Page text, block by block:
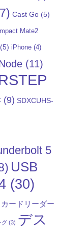
Cast Go (5)
Mate2
(5) iPhone (4)
(11)
(9) SDXCUHS-
5
USB
(30)
カードリーダー
グ (3) デス